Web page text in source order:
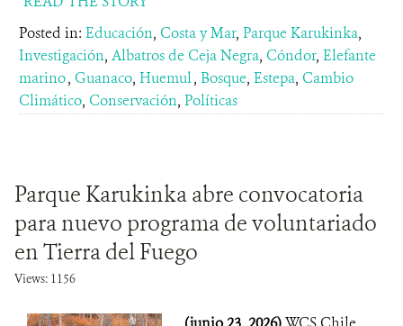
Posted in: Educación, Costa y Mar, Parque Karukinka,
Investigación, Albatros de Ceja Negra, Cóndor, Elefante
marino, Guanaco, Huemul, Bosque, Estepa, Cambio
Climático, Conservación, Políticas
Parque Karukinka abre convocatoria
para nuevo programa de voluntariado
en Tierra del Fuego
Views: 1156